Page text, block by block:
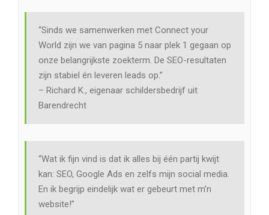
“Sinds we samenwerken met Connect your
World zijn we van pagina 5 naar plek 1 gegaan op
onze belangrijkste zoekterm. De SEO-resultaten
zijn stabiel én leveren leads op.”
– Richard K., eigenaar schildersbedrijf uit
Barendrecht
“Wat ik fijn vind is dat ik alles bij één partij kwijt
kan: SEO, Google Ads en zelfs mijn social media.
En ik begrijp eindelijk wat er gebeurt met m’n
website!”